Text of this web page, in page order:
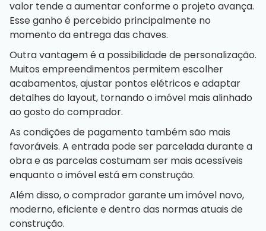
valor tende a aumentar conforme o projeto avança.
Esse ganho é percebido principalmente no
momento da entrega das chaves.
Outra vantagem é a possibilidade de personalização.
Muitos empreendimentos permitem escolher
acabamentos, ajustar pontos elétricos e adaptar
detalhes do layout, tornando o imóvel mais alinhado
ao gosto do comprador.
As condições de pagamento também são mais
favoráveis. A entrada pode ser parcelada durante a
obra e as parcelas costumam ser mais acessíveis
enquanto o imóvel está em construção.
Além disso, o comprador garante um imóvel novo,
moderno, eficiente e dentro das normas atuais de
construção.